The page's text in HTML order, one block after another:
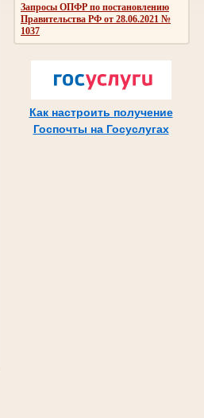
Запросы ОПФР по постановлению
Правительства РФ от 28.06.2021 №
1037
Как настроить получение
Госпочты на Госуслугах